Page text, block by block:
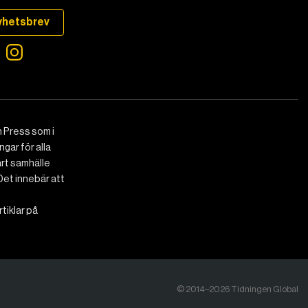
som i
för alla
samhälle
innebär att
på
© 2014–2026 Tidningen Global